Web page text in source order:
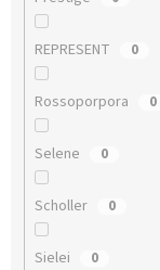
REPRESENT 0
Rossoporpora 0
Selene 0
Scholler 0
Sielei 0